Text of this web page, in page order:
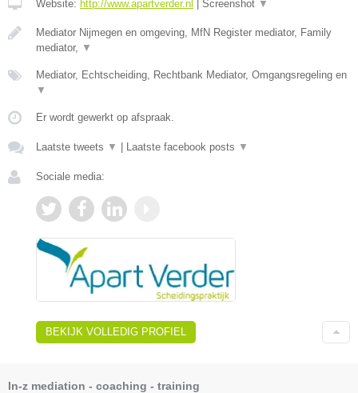
Website: http://www.apartverder.nl | Screenshot ▼
Mediator Nijmegen en omgeving, MfN Register mediator, Family
mediator,
▼
Mediator, Echtscheiding, Rechtbank Mediator, Omgangsregeling en
▼
Er wordt gewerkt op afspraak.
Laatste tweets ▼ | Laatste facebook posts ▼
Sociale media:
BEKIJK VOLLEDIG PROFIEL
In-z mediation - coaching - training